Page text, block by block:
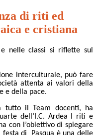
di riti ed
e cristiana
nelle classi si riflette sul
interculturale, può fare
attenta ai valori della
e della pace.
tutto il Team docenti, ha
dell’I.C. Ardea I riti e
con l’obiettivo di spiegare